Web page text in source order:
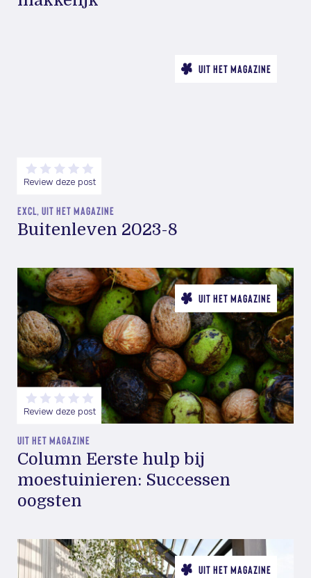
UIT HET MAGAZINE
Review deze post
EXCL, UIT HET MAGAZINE
Buitenleven 2023-8
UIT HET MAGAZINE
Review deze post
UIT HET MAGAZINE
Column Eerste hulp bij
moestuinieren: Successen
oogsten
UIT HET MAGAZINE